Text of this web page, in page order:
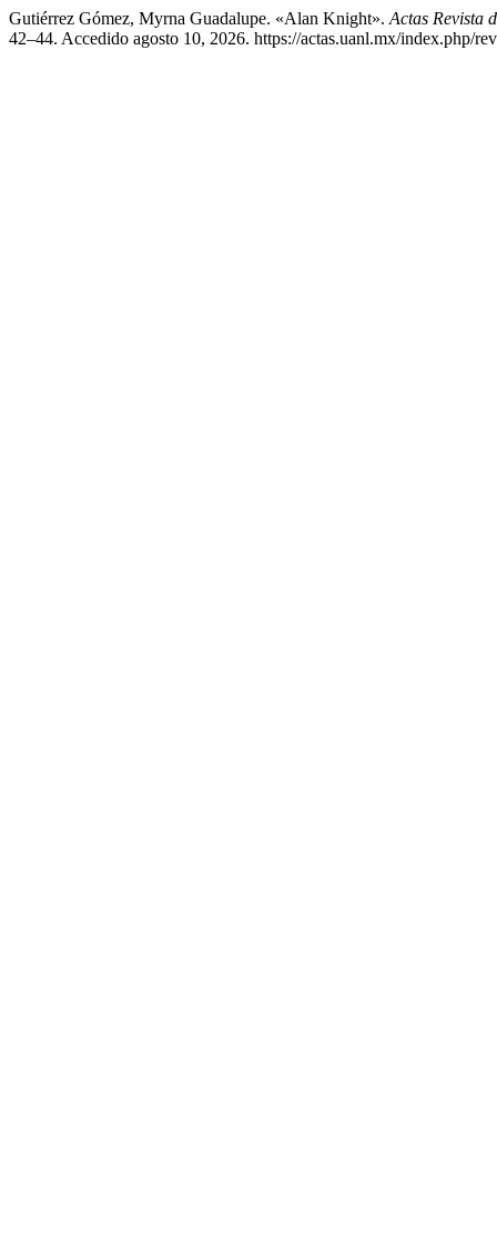
Gutiérrez Gómez, Myrna Guadalupe. «Alan Knight». Actas Revista
42–44. Accedido agosto 10, 2026. https://actas.uanl.mx/index.php/